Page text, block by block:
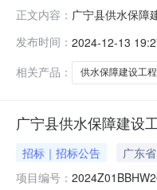
正文内容： 广宁县供水保障
内容需要优化调
发布时间： 2024-12-13
相关产品：
供水保障建设工
广宁县供水保障建设
招标｜招标公告 广东
项目编号：